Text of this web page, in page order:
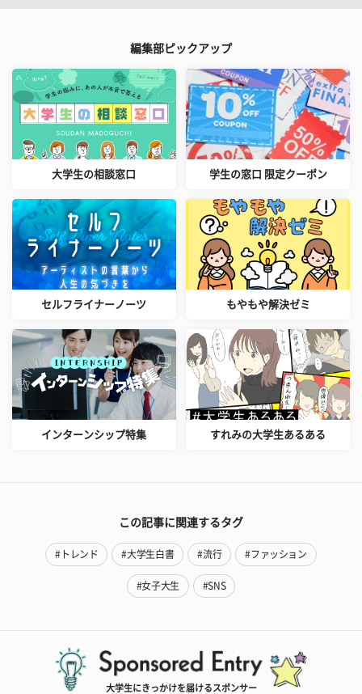
編集部ピックアップ
大学生の相談窓口 学生の窓口 限定クーポン
セルフライナーノーツ もやもや解決ゼミ
インターンシップ特集 すれみの大学生あるある
この記事に関連するタグ
#トレンド #大学生白書 #流行 #ファッション
#女子大生 #SNS
大学生にきっかけを届けるスポンサー